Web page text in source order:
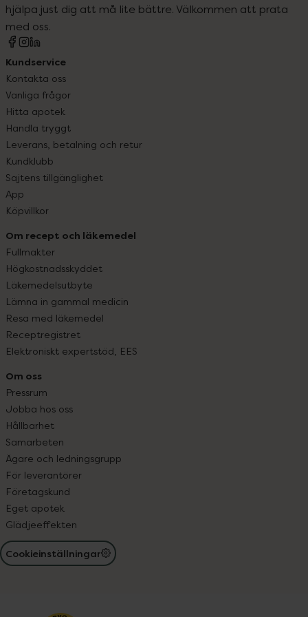
hjälpa just dig att må lite bättre. Välkommen att prata
med oss.
Kundservice
Kontakta oss
Vanliga frågor
Hitta apotek
Handla tryggt
Leverans, betalning och retur
Kundklubb
Sajtens tillgänglighet
App
Köpvillkor
Om recept och läkemedel
Fullmakter
Högkostnadsskyddet
Läkemedelsutbyte
Lämna in gammal medicin
Resa med läkemedel
Receptregistret
Elektroniskt expertstöd, EES
Om oss
Pressrum
Jobba hos oss
Hållbarhet
Samarbeten
Ägare och ledningsgrupp
För leverantörer
Företagskund
Eget apotek
Glädjeeffekten
Cookieinställningar